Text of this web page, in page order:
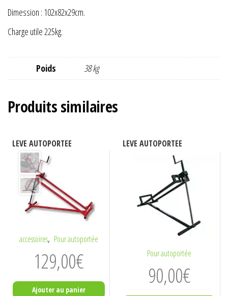
Dimession : 102x82x29cm.
Charge utile 225kg.
Poids 38 kg
Produits similaires
LEVE AUTOPORTEE
accessoires, Pour autoportée
129,00€
Ajouter au panier
LEVE AUTOPORTEE
Pour autoportée
90,00€